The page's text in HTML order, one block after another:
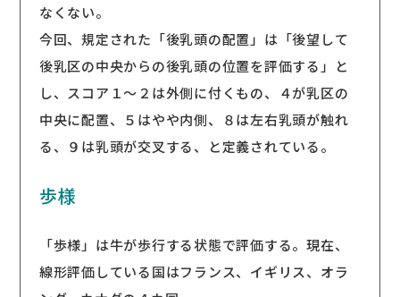
なくない。
今回、規定された「後乳頭の配置」は「後望して
後乳区の中央からの後乳頭の位置を評価する」と
し、スコア１〜２は外側に付くもの、４が乳区の
中央に配置、５はやや内側、８は左右乳頭が触れ
る、９は乳頭が交叉する、と定義されている。
歩様
「歩様」は牛が歩行する状態で評価する。現在、
線形評価している国はフランス、イギリス、オラ